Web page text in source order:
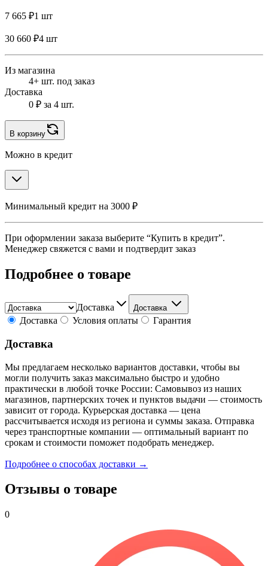
7 665 ₽1 шт
30 660 ₽4 шт
Из магазина
4+ шт. под заказ
Доставка
0 ₽ за 4 шт.
В корзину
Можно в кредит
Минимальный кредит на 3000 ₽
При оформлении заказа выберите “Купить в кредит”.
Менеджер свяжется с вами и подтвердит заказ
Подробнее о товаре
Доставка Доставка
Доставка Условия оплаты Гарантия
Доставка
Мы предлагаем несколько вариантов доставки, чтобы вы
могли получить заказ максимально быстро и удобно
практически в любой точке России: Самовывоз из наших
магазинов, партнерских точек и пунктов выдачи — стоимость
зависит от города. Курьерская доставка — цена
рассчитывается исходя из региона и суммы заказа. Отправка
через транспортные компании — оптимальный вариант по
срокам и стоимости поможет подобрать менеджер.
Подробнее о способах доставки →
Отзывы о товаре
0